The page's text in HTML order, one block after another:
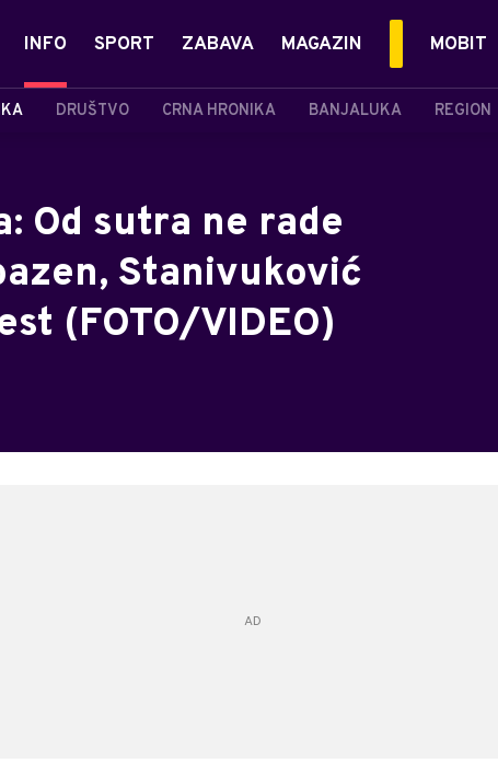
INFO
DRUŠTVO CRNA HRONIKA BANJALUKA REGION
SPORT ZABAVA MAGAZIN MOBIT
Od sutra ne rade
Stanivuković
(FOTO/VIDEO)